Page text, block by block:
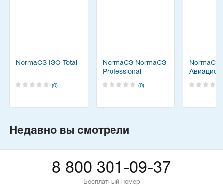
NormaCS ISO Total
(0)
NormaCS NormaCS
Professional
(0)
NormaCS
Недавно вы смотрели
8 800 301-09-37
Бесплатный номер